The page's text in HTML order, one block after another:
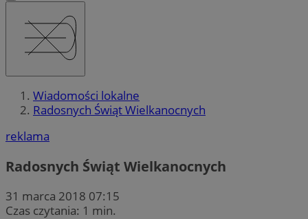
Wiadomości lokalne
Radosnych Świąt Wielkanocnych
reklama
Radosnych Świąt Wielkanocnych
31 marca 2018 07:15
Czas czytania: 1 min.